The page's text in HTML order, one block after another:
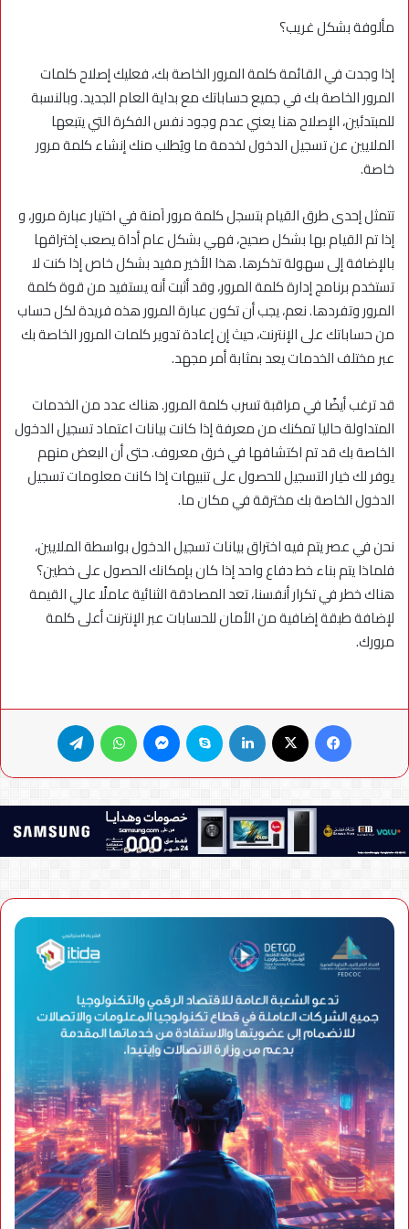
مألوفة بشكل غريب؟
إذا وجدت في القائمة كلمة المرور الخاصة بك، فعليك إصلاح كلمات
المرور الخاصة بك في جميع حساباتك مع بداية العام الجديد. وبالنسبة
للمبتدئين، الإصلاح هنا يعني عدم وجود نفس الفكرة التي يتبعها
الملايين عن تسجيل الدخول لخدمة ما ويُطلب منك إنشاء كلمة مرور
خاصة.
تتمثل إحدى طرق القيام بتسجل كلمة مرور اَمنة في اختيار عبارة مرور، و
إذا تم القيام بها بشكل صحيح، فهي بشكل عام أداة يصعب إختراقها
بالإضافة إلى سهولة تذكرها. هذا الأخير مفيد بشكل خاص إذا كنت لا
تستخدم برنامج إدارة كلمة المرور، وقد أثبت أنه يستفيد من قوة كلمة
المرور وتفردها. نعم، يجب أن تكون عبارة المرور هذه فريدة لكل حساب
من حساباتك على الإنترنت، حيث إن إعادة تدوير كلمات المرور الخاصة بك
عبر مختلف الخدمات يعد بمثابة أمر مجهد.
قد ترغب أيضًا في مراقبة تسرب كلمة المرور. هناك عدد من الخدمات
المتداولة حاليا تمكنك من معرفة إذا كانت بيانات اعتماد تسجيل الدخول
الخاصة بك قد تم اكتشافها في خرق معروف. حتى أن البعض منهم
يوفر لك خيار التسجيل للحصول على تنبيهات إذا كانت معلومات تسجيل
الدخول الخاصة بك مخترقة في مكان ما.
نحن في عصر يتم فيه اختراق بيانات تسجيل الدخول بواسطة الملايين،
فلماذا يتم بناء خط دفاع واحد إذا كان بإمكانك الحصول على خطين؟
هناك خطر في تكرار أنفسنا، تعد المصادقة الثنائية عاملًا عالي القيمة
لإضافة طبقة إضافية من الأمان للحسابات عبر الإنترنت أعلى كلمة
مرورك.
فيسبوك لينكدإن سكايب ماسنجر واتساب